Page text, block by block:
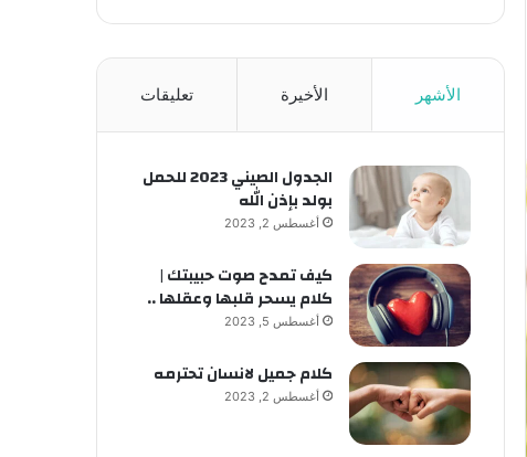
الأشهر الأخيرة تعليقات
الجدول الصيني 2023 للحمل
بولد بإذن الله
أغسطس 2, 2023
كيف تمدح صوت حبيبتك |
كلام يسحر قلبها وعقلها ..
أغسطس 5, 2023
كلام جميل لانسان تحترمه
أغسطس 2, 2023